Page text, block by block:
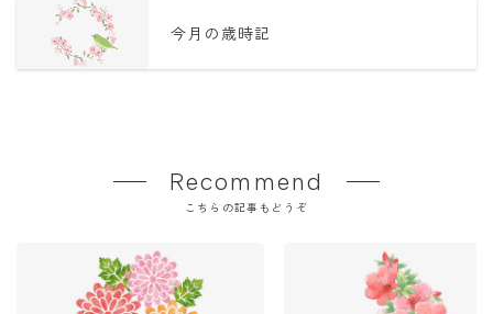
今月の歳時記
Recommend
こちらの記事もどうぞ